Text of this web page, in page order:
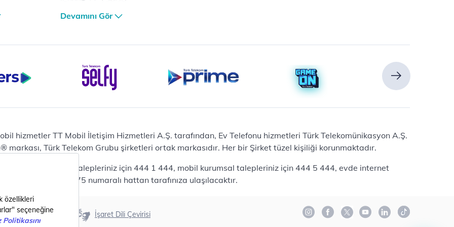
iPhone 17 Air 256GB
Casper Nirvana C370
Notebook
Ev Telefonu
Panasonic TGB610
Modem ve Wi-Fi
Zyxel DX3300 Wi-Fi 6
Premium VDSL Modem
Samsung Buds2 Pro
Samsung Galaxy Watch 6
Devamını Gör
hizmetler TT Mobil İletişim Hizmetleri A.Ş. tarafından, Ev Telefonu hizmetleri Türk Telekomünikasyon A.Ş.
markası, Türk Telekom Grubu şirketleri ortak markasıdır. Her bir Şirket tüzel kişiliği korunmaktadır.
mobil bireysel talepleriniz için 444 1 444, mobil kurumsal talepleriniz için 444 5 444, evde internet
için 444 0375 numaralı hattan tarafınıza ulaşılacaktır.
Erişilebilirlik İşaret Dili Çevirisi